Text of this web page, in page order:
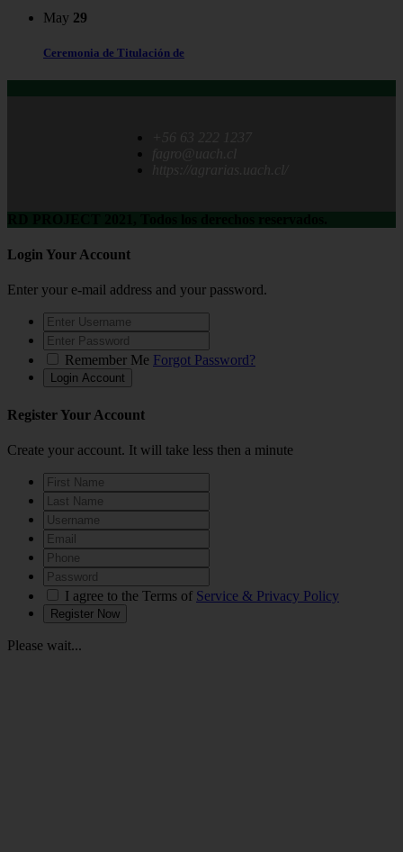
May 29
Ceremonia de Titulación de
Login Your Account
Enter your e-mail address and your password.
Remember Me Forgot Password?
Register Your Account
Create your account. It will take less then a minute
I agree to the Terms of Service & Privacy Policy
Please wait...